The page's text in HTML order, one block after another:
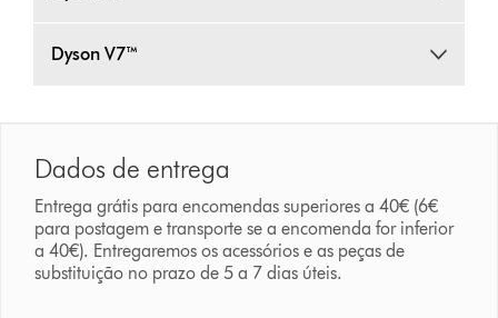
Dyson V7™
Dados de entrega
Entrega grátis para encomendas superiores a 40€ (6€
para postagem e transporte se a encomenda for inferior
a 40€). Entregaremos os acessórios e as peças de
substituição no prazo de 5 a 7 dias úteis.